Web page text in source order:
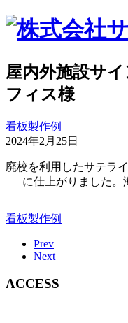
屋内外施設サ
フィス様
看板製作例
2024年2月25日
廃校を利用したサテラ
に仕上がりました。
看板製作例
Prev
Next
ACCESS